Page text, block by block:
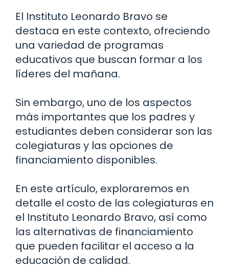
El Instituto Leonardo Bravo se
destaca en este contexto, ofreciendo
una variedad de programas
educativos que buscan formar a los
líderes del mañana.
Sin embargo, uno de los aspectos
más importantes que los padres y
estudiantes deben considerar son las
colegiaturas y las opciones de
financiamiento disponibles.
En este artículo, exploraremos en
detalle el costo de las colegiaturas en
el Instituto Leonardo Bravo, así como
las alternativas de financiamiento
que pueden facilitar el acceso a la
educación de calidad.